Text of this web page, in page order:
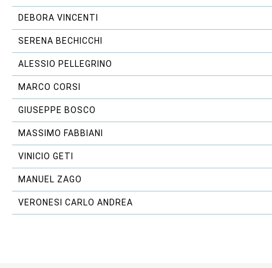
DEBORA VINCENTI
SERENA BECHICCHI
ALESSIO PELLEGRINO
MARCO CORSI
GIUSEPPE BOSCO
MASSIMO FABBIANI
VINICIO GETI
MANUEL ZAGO
VERONESI CARLO ANDREA